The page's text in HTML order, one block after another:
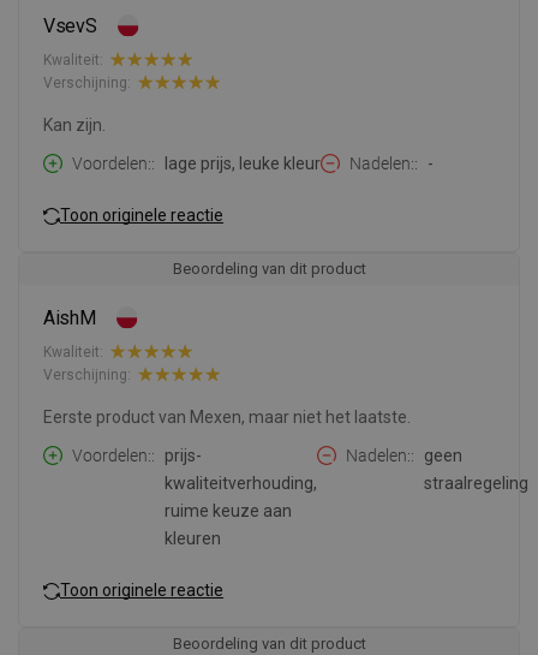
VsevS
Kwaliteit:
Verschijning:
Kan zijn.
Voordelen:
lage prijs, leuke kleur Nadelen: -
Toon originele reactie
Beoordeling van dit product
AishM
Kwaliteit:
Verschijning:
Eerste product van Mexen, maar niet het laatste.
Voordelen:
prijs-
kwaliteitverhouding,
ruime keuze aan
kleuren
Nadelen:
geen
straalregeling
Toon originele reactie
Beoordeling van dit product